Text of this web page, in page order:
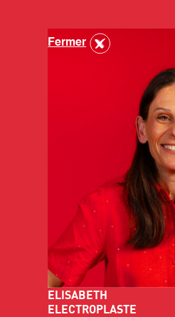
Fermer
ELISABETH
ELECTROPLASTE